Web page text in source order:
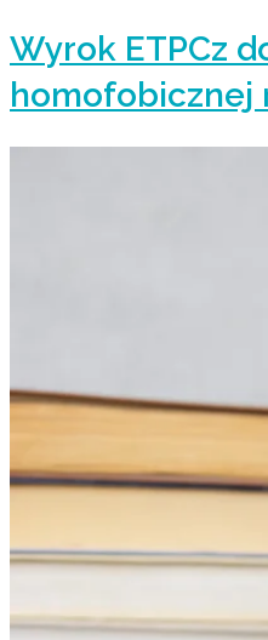
Wyrok ETPCz
homofobicznej